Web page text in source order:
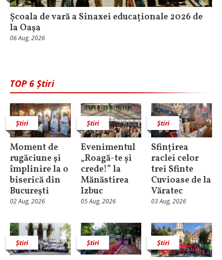
Școala de vară a Sinaxei educaționale 2026 de
la Oaşa
06 Aug, 2026
TOP 6 Știri
Știri
Moment de
rugăciune şi
împlinire la o
biserică din
Bucureşti
02 Aug, 2026
Știri
Evenimentul
„Roagă-te și
crede!” la
Mănăstirea
Izbuc
05 Aug, 2026
Știri
Sfințirea
raclei celor
trei Sfinte
Cuvioase de la
Văratec
03 Aug, 2026
Știri Știri Știri